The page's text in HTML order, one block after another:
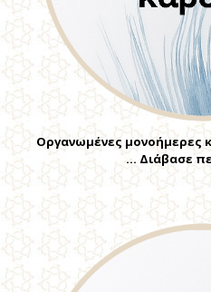
Οργανωμένες μονοήμερες
… Διάβασε